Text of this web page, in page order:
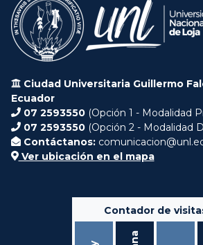
Ciudad Universitaria Guillermo
Ecuador
07 2593550 (Opción 1 - Modalidad
07 2593550 (Opción 2 - Modalidad
Contáctanos:
Ver ubicación en el mapa
Contador de